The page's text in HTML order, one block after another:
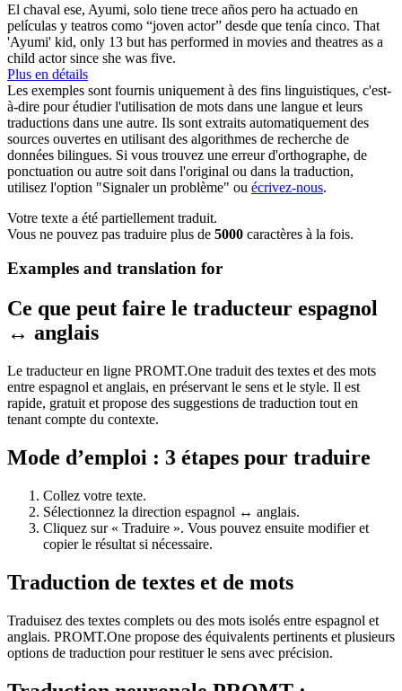
El chaval ese, Ayumi, solo tiene trece años pero ha actuado en
películas y teatros como “joven actor” desde que tenía cinco. That
'Ayumi' kid, only 13 but has performed in movies and theatres as a
child actor since she was five.
Plus en détails
Les exemples sont fournis uniquement à des fins linguistiques, c'est-
à-dire pour étudier l'utilisation de mots dans une langue et leurs
traductions dans une autre. Ils sont extraits automatiquement des
sources ouvertes en utilisant des algorithmes de recherche de
données bilingues. Si vous trouvez une erreur d'orthographe, de
ponctuation ou autre soit dans l'original ou dans la traduction,
utilisez l'option "Signaler un problème" ou écrivez-nous.
Votre texte a été partiellement traduit.
Vous ne pouvez pas traduire plus de 5000 caractères à la fois.
Examples and translation for
Ce que peut faire le traducteur espagnol
↔ anglais
Le traducteur en ligne PROMT.One traduit des textes et des mots
entre espagnol et anglais, en préservant le sens et le style. Il est
rapide, gratuit et propose des suggestions de traduction tout en
tenant compte du contexte.
Mode d’emploi : 3 étapes pour traduire
Collez votre texte.
Sélectionnez la direction espagnol ↔ anglais.
Cliquez sur « Traduire ». Vous pouvez ensuite modifier et
copier le résultat si nécessaire.
Traduction de textes et de mots
Traduisez des textes complets ou des mots isolés entre espagnol et
anglais. PROMT.One propose des équivalents pertinents et plusieurs
options de traduction pour restituer le sens avec précision.